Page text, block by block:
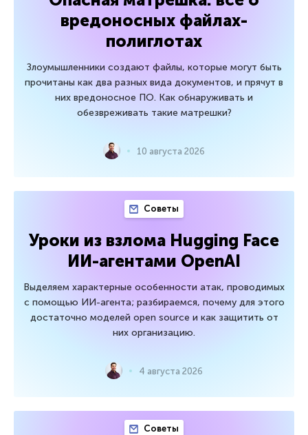
вредоносных файлах-
полиглотах
Злоумышленники создают файлы, которые могут быть
прочитаны как два разных вида документов, и прячут в
них вредоносное ПО. Как обнаруживать и
обезвреживать такие матрешки?
10 августа 2026
Советы
Уроки из взлома Hugging Face
ИИ-агентами OpenAI
Выделяем характерные особенности атак, проводимых
с помощью ИИ-агента; разбираемся, почему для этого
достаточно моделей open source и как защитить от
них организацию.
4 августа 2026
Советы